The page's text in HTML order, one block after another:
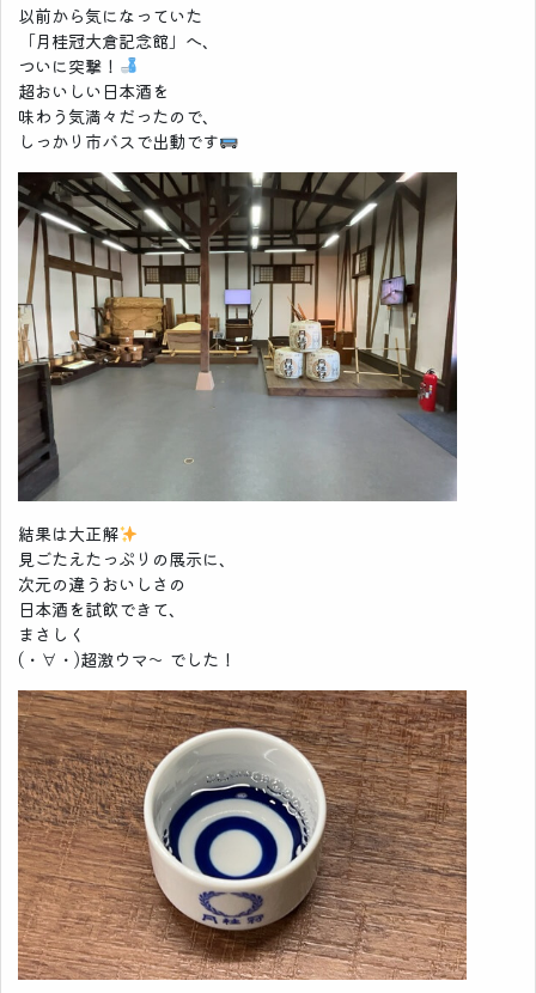
以前から気になっていた
「月桂冠大倉記念館」へ、
ついに突撃！
超おいしい日本酒を
味わう気満々だったので、
しっかり市バスで出動です
結果は大正解
見ごたえたっぷりの展示に、
次元の違うおいしさの
日本酒を試飲できて、
まさしく
(・∀・)超激ウマ～ でした！